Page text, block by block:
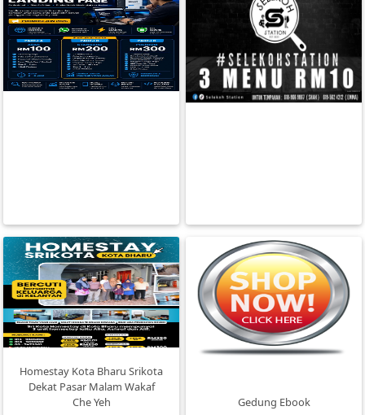
RM 0.00
BACA LAGI
RM 10.00
Homestay Kota Bharu Srikota
Dekat Pasar Malam Wakaf
Che Yeh
Gedung Ebook
FESYEN
WANITA(0)
MINYAK
WANGI(8)
PENDIDIKAN(19)
DAN